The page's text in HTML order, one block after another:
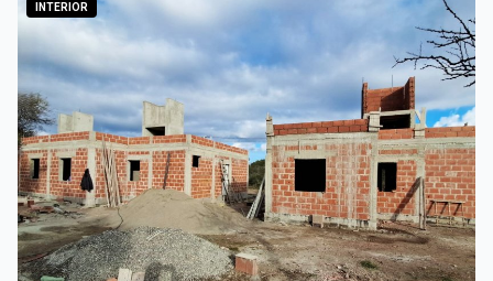
INTERIOR